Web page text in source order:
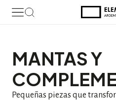
MANTAS Y
Pequeñas piezas que